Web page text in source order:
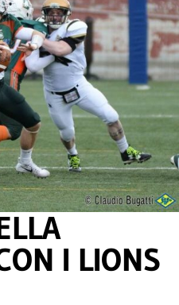
I LIONS